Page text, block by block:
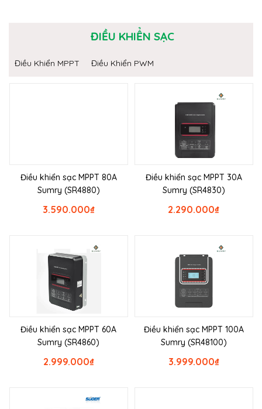
ĐIỀU KHIỂN SẠC
Điều Khiển MPPT Điều Khiển PWM
Điều khiển sạc MPPT 80A
Sumry (SR4880)
₫
3.590.000
Điều khiển sạc MPPT 30A
Sumry (SR4830)
₫
2.290.000
Điều khiển sạc MPPT 60A
Sumry (SR4860)
₫
2.999.000
Điều khiển sạc MPPT 100A
Sumry (SR48100)
₫
3.999.000